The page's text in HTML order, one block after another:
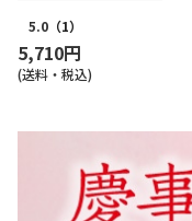
【慶事用】
5.0 （1）
5,710円
(送料・税込)